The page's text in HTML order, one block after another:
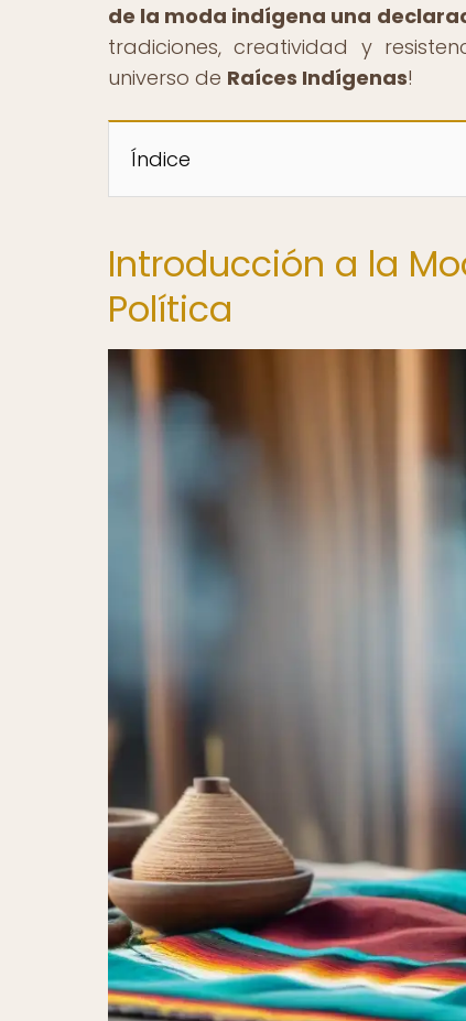
de la moda indígena una
tradiciones, creatividad y
universo de Raíces Indígenas!
Índice
Introducción a la
Política